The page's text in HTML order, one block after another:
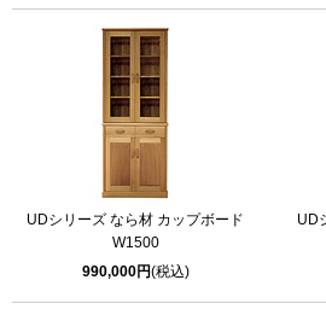
UDシリーズ なら材 カップボード
W1500
990,000円(税込)
UD